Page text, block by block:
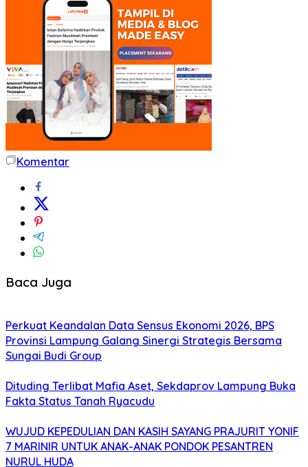
Komentar
Baca Juga
Perkuat Keandalan Data Sensus Ekonomi 2026, BPS
Provinsi Lampung Galang Sinergi Strategis Bersama
Sungai Budi Group
Dituding Terlibat Mafia Aset, Sekdaprov Lampung Buka
Fakta Status Tanah Ryacudu
WUJUD KEPEDULIAN DAN KASIH SAYANG PRAJURIT YONIF
7 MARINIR UNTUK ANAK-ANAK PONDOK PESANTREN
NURUL HUDA